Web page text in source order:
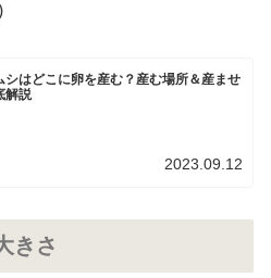
シはどこに卵を産む？産む場所＆産ませ
解説
2023.09.12
きさ